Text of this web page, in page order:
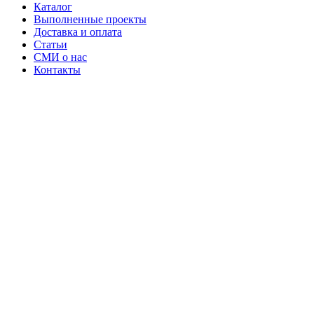
Каталог
Выполненные проекты
Доставка и оплата
Статьи
СМИ о нас
Контакты